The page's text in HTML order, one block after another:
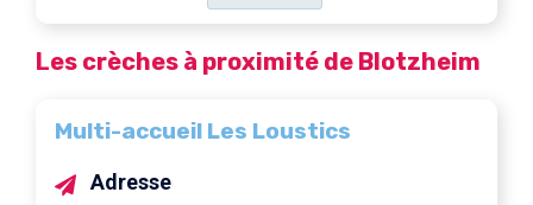
Les crèches à proximité de Blotzheim
Multi-accueil Les Loustics
Adresse